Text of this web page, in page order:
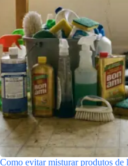
Como evitar misturar produtos de